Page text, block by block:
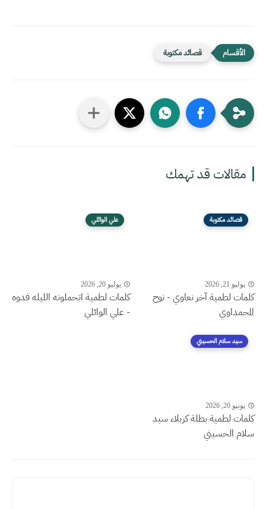
قصائد مكتوبة
مقالات قد تهمك
قصائد مكتوبة
يوليو 21, 2026
كلمات لطمية آخر نعاوي - نوح
المحمداوي
علي الوائلي
يوليو 20, 2026
كلمات لطمية اتحملونه الليله فدوه
- علي الوائلي
سيد سلام الحسيني
يونيو 20, 2026
كلمات لطمية بطلة كربلاء سيد
سلام الحسيني